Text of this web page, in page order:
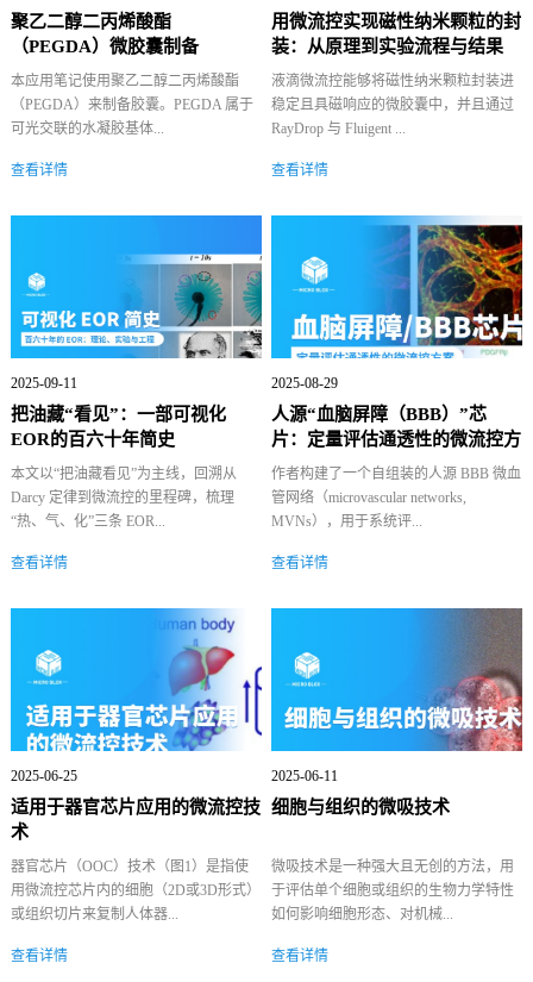
聚乙二醇二丙烯酸酯
（PEGDA）微胶囊制备
本应用笔记使用聚乙二醇二丙烯酸酯
（PEGDA）来制备胶囊。PEGDA 属于
可光交联的水凝胶基体...
查看详情
用微流控实现磁性纳米颗粒的封
装：从原理到实验流程与结果
液滴微流控能够将磁性纳米颗粒封装进
稳定且具磁响应的微胶囊中，并且通过
RayDrop 与 Fluigent ...
查看详情
2025-09-11
把油藏“看见”：一部可视化
EOR的百六十年简史
本文以“把油藏看见”为主线，回溯从
Darcy 定律到微流控的里程碑，梳理
“热、气、化”三条 EOR...
查看详情
2025-08-29
人源“血脑屏障（BBB）”芯
片：定量评估通透性的微流控方
案｜论...
作者构建了一个自组装的人源 BBB 微血
管网络（microvascular networks,
MVNs），用于系统评...
查看详情
2025-06-25
适用于器官芯片应用的微流控技
术
器官芯片（OOC）技术（图1）是指使
用微流控芯片内的细胞（2D或3D形式）
或组织切片来复制人体器...
查看详情
2025-06-11
细胞与组织的微吸技术
微吸技术是一种强大且无创的方法，用
于评估单个细胞或组织的生物力学特性
如何影响细胞形态、对机械...
查看详情